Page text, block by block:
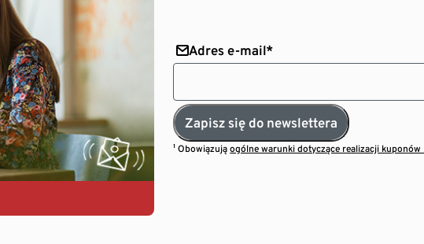
Adres e-mail*
Zapisz się do newslettera
¹ Obowiązująogólne warunki dotyczące realizacji kuponów